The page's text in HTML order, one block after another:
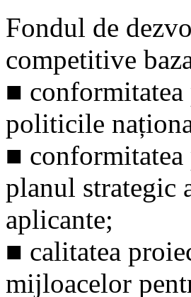
Fondul de
competitive
■
politicile
■
planul strategic
aplicante;
■ calitatea
mijloacelor